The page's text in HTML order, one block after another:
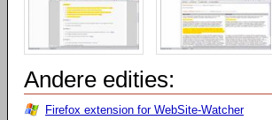
Andere edities:
Firefox extension for WebSite-Watcher